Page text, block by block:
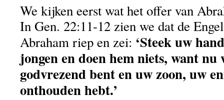
We kijken eerst wat het offer van
In Gen. 22:11-12 zien we dat de
Abraham riep en zei: ‘Steek uw
jongen en doen hem niets, want
godvrezend bent en uw zoon, uw
onthouden hebt.’